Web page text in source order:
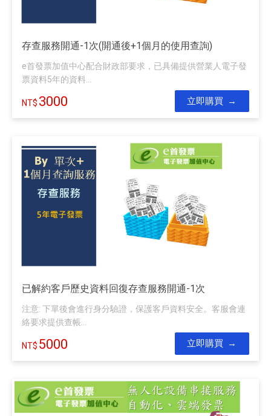
存查服務開通-1次(開通後+1個月的使用查詢)
e首發票加值中心配合財政部要求，已具備提供營業人電子發
票資料5年的資料...
3000 立即購買
已解約客戶歷史資料回復存查服務開通-1次
注意: 下單後會進行身分驗證，保護客戶資料安全。客服會連
絡要求提供查帳...
5000 立即購買